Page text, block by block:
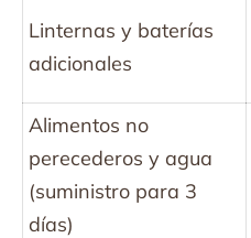
Linternas y baterías
adicionales
Alimentos no
perecederos y agua
(suministro para 3
días)